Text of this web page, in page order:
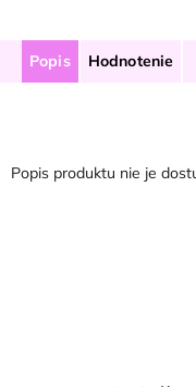
Popis Hodnotenie
Popis produktu nie je